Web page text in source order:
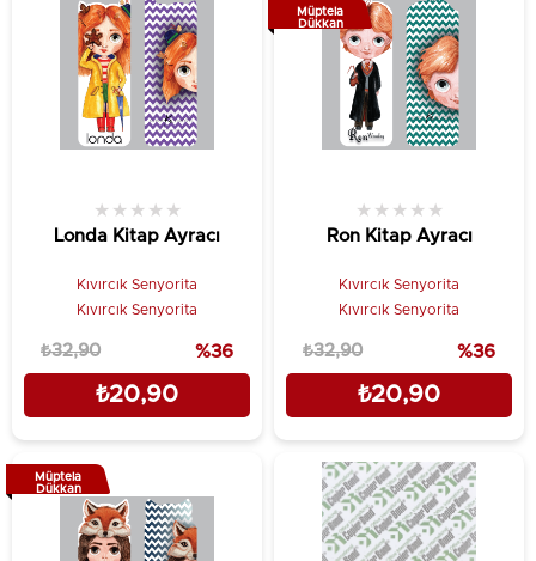
Londa Kitap Ayracı
★ ★ ★ ★ ★
Kıvırcık Senyorita
Kıvırcık Senyorita
₺20,90
₺32,90 %36
Ron Kitap Ayracı
★ ★ ★ ★ ★
Kıvırcık Senyorita
Kıvırcık Senyorita
₺20,90
₺32,90 %36
Müptela
Dükkan
Müptela
Dükkan